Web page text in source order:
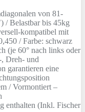
von 81-
/ Belastbar bis 45kg
kompatibel mit
/ Farbe: schwarz
(je 60° nach links oder
Dreh- und
garantieren eine
/ Vormontiert –
enthalten (Inkl. Fischer